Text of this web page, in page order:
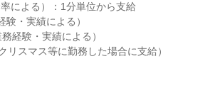
による）：1分単位から支給
・実績による）
経験・実績による）
リスマス等に勤務した場合に支給）